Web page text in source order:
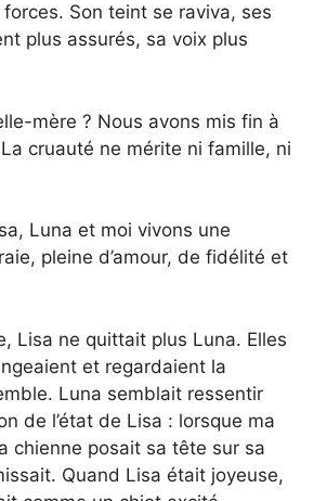
Son teint se raviva, ses
plus assurés, sa voix plus
mère ? Nous avons mis fin à
cruauté ne mérite ni famille, ni
Luna et moi vivons une
pleine d’amour, de fidélité et
Lisa ne quittait plus Luna. Elles
et regardaient la
Luna semblait ressentir
de l’état de Lisa : lorsque ma
chienne posait sa tête sur sa
Quand Lisa était joyeuse,